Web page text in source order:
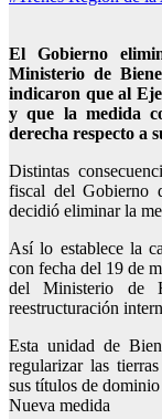
El Gobierno
Ministerio de
indicaron que al
y que la medida
derecha respecto a
Distintas
fiscal del Gobierno
decidió eliminar la
Así lo establece la
con fecha del 19 de
del Ministerio de
reestructuración
Esta unidad de
regularizar las
sus títulos de dominio
Nueva medida